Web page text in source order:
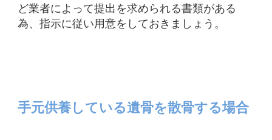
ど業者によって提出を求められる書類がある
為、指示に従い用意をしておきましょう。
手元供養している遺骨を散骨する場合